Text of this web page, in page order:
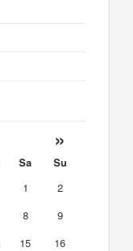
»
Sa
Su
1
2
8
9
15
16